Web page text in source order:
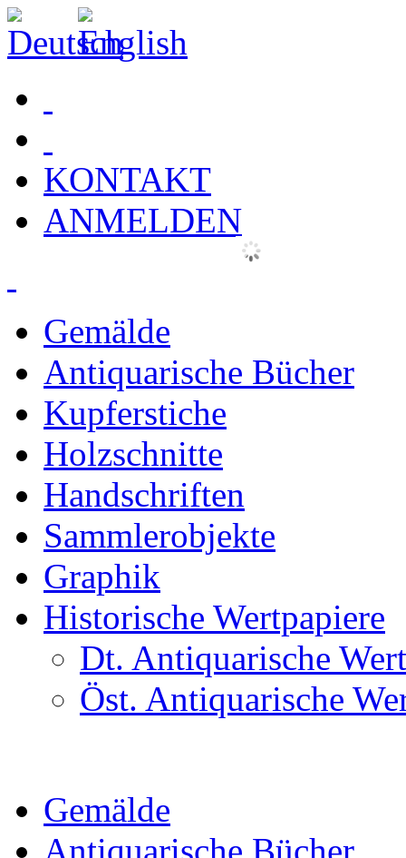
KONTAKT
ANMELDEN
Gemälde
Antiquarische Bücher
Kupferstiche
Holzschnitte
Handschriften
Sammlerobjekte
Graphik
Historische Wertpapiere
Dt. Antiquarische
Öst. Antiquarische
Gemälde